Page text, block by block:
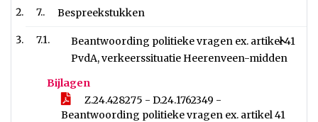
7.. Bespreekstukken
7.1.
Beantwoording politieke vragen ex. artikel 41
PvdA, verkeerssituatie Heerenveen-midden
Bijlagen
Z.24.428275 - D.24.1762349 -
Beantwoording politieke vragen ex. artikel 41